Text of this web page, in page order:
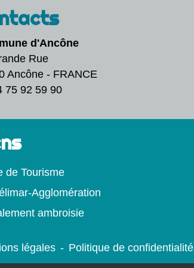
d'Ancône
Rue
Ancône - FRANCE
75 92 59 90
de Tourisme
Agglomération
ambroisie
légales - Politique de confidentialité